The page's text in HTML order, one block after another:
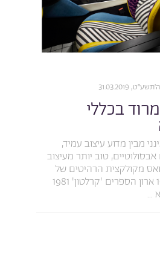
31.03.2019
בכללי
– 1981 "אינני מבין מדוע עיצוב עמיד,
טוב יותר מעיצוב
מקולקצית הרהיטים של
קבוצת 'ממפיס' 1981 ארון הספרים 'קרלטון' 1981
...